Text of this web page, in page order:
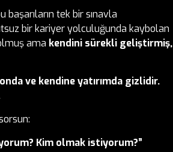
başarıların tek bir sınavla
bir kariyer yolculuğunda kaybolan
ama kendini sürekli geliştirmiş,
ve kendine yatırımda gizlidir.
Kim olmak istiyorum?”